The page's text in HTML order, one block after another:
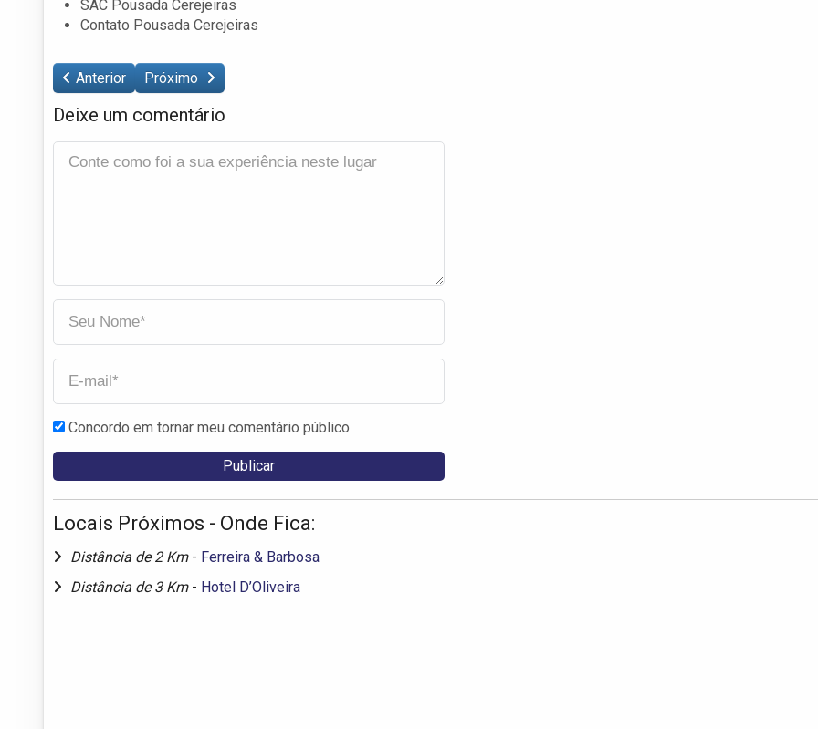
SAC Pousada Cerejeiras
Contato Pousada Cerejeiras
Anterior Próximo
Deixe um comentário
Concordo em tornar meu comentário público
Locais Próximos - Onde Fica:
Distância de 2 Km - Ferreira & Barbosa
Distância de 3 Km - Hotel D’Oliveira